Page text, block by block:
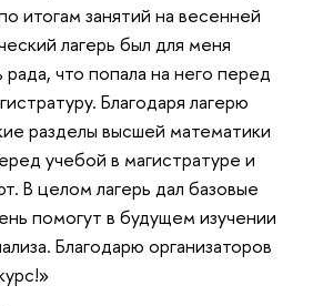
итогам занятий на весенней
лагерь был для меня
что попала на него перед
Благодаря лагерю
разделы высшей математики
учебой в магистратуре и
В целом лагерь дал базовые
помогут в будущем изучении
Благодарю организаторов